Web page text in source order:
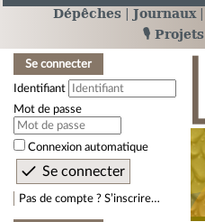
Dépêches Journaux
🎙️
Se connecter
Identifiant
Mot de passe
Connexion automatique
Pas de compte ? S’inscrire…